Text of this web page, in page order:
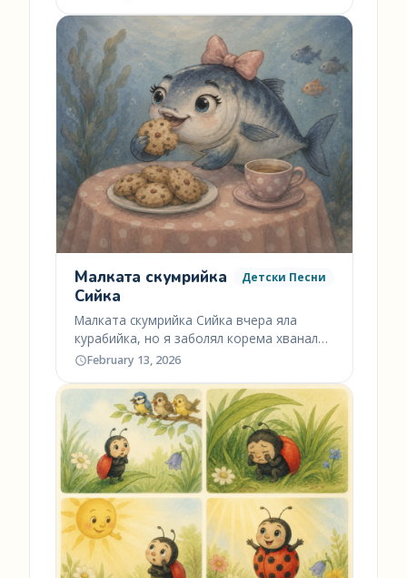
Малката скумрийка
Сийка
Детски Песни
Малката скумрийка Сийка вчера яла
курабийка, но я заболял корема хванала
голяма хрема. Щом…
February 13, 2026